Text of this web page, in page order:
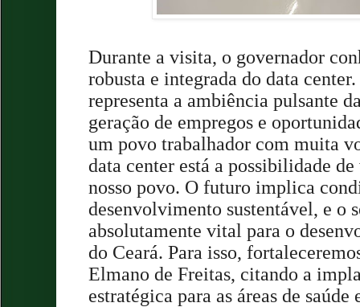
Durante a visita, o governador
robusta e integrada do data
representa a ambiência pulsante
geração de empregos e
um povo trabalhador com muita
data center está a possibilidade
nosso povo. O futuro implica
desenvolvimento sustentável, e o
absolutamente vital para o
do Ceará. Para isso,
Elmano de Freitas, citando a
estratégica para as áreas de saúde